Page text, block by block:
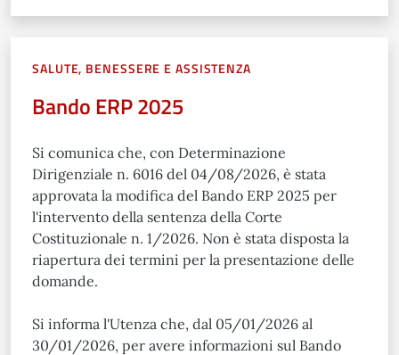
SALUTE, BENESSERE E ASSISTENZA
Bando ERP 2025
Si comunica che, con Determinazione
Dirigenziale n. 6016 del 04/08/2026, è stata
approvata la modifica del Bando ERP 2025 per
l'intervento della sentenza della Corte
Costituzionale n. 1/2026. Non è stata disposta la
riapertura dei termini per la presentazione delle
domande.
Si informa l'Utenza che, dal 05/01/2026 al
30/01/2026, per avere informazioni sul Bando